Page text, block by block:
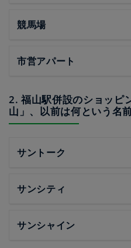
競馬場
市営アパート
2. 福山駅併設のショッピ
山」、以前は何という名
サントーク
サンシティ
サンシャイン